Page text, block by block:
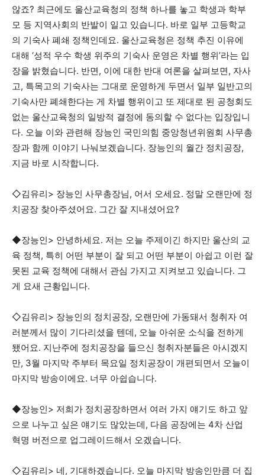
않죠? 최근에도 울산교육청의 정책 하나를 놓고 학생과 학부
모 등 지역사회의 반발이 일고 있습니다. 바로 일부 고등학교
의 기숙사 폐쇄 정책인데요. 울산교육청은 정책 추진 이유에
대해 ‘성적 우수 학생 위주의 기숙사 운영은 차별 행위’라는 입
장을 밝혔습니다. 반면, 이에 대한 반대 여론을 살펴보면, 자사
고, 특목고의 기숙사는 그대로 운영하게 두면서 일부 일반고의
기숙사만 폐쇄한다는 게 차별 행위이고 또 제대로 된 공청회도
없는 울산교육청의 일방적 결정에 동의할 수 없다는 입장입니
다. 오늘 이와 관련해 장능인 국민의힘 중앙청년위원회 사무총
장과 함께 이야기 나눠보겠습니다. 장능인의 월간 정치공장,
지금 바로 시작합니다.
◇김유리> 장능인 사무총장님, 어서 오세요. 정말 오랜만에 정
치공장 찾아주셨어요. 그간 잘 지내셨어요?
◆장능인> 안녕하세요. 저는 오늘 주제이긴 하지만 울산의 교
육 정책, 특히 어떤 부분이 잘 되고 어떤 부분이 아쉽고 이런 잘
못된 교육 정책에 대해서 관심 가지고 지켜보고 있습니다. 그
게 요새 근황입니다.
◇김유리> 장능인의 정치공장, 오랜만에 가동돼서 청취자 여
러분께서 많이 기다리셨을 텐데, 오늘 아쉬운 소식을 전하게
됐어요. 지난주에 정치공장을 들으신 청취자분들은 아시겠지
만, 3월 마지막 주부터 목요일 정치공장이 개편되면서 오늘이
마지막 방송이에요. 너무 아쉽습니다.
◆장능인> 저희가 정치공장하면서 여러 가지 얘기도 하고 앞
으로 나누고 싶은 얘기도 많았는데, 다음 공장에는 4차 산업
혁명 버전으로 업그레이드해서 오겠습니다.
◇김유리> 네, 기대하겠습니다. 오늘 마지막 방송인만큼 더 집